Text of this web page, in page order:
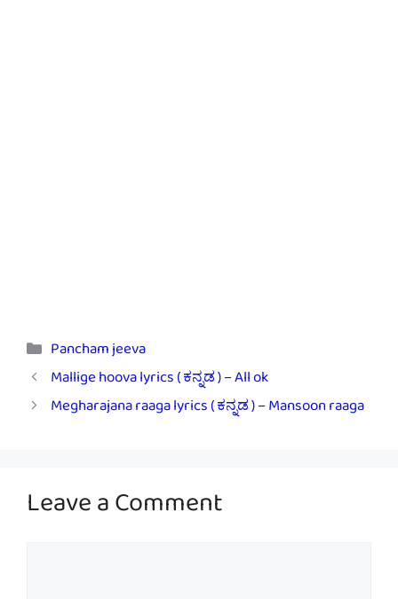
Categories
Pancham jeeva
Mallige hoova lyrics ( ಕನ್ನಡ ) – All ok
Megharajana raaga lyrics ( ಕನ್ನಡ ) – Mansoon raaga
Leave a Comment